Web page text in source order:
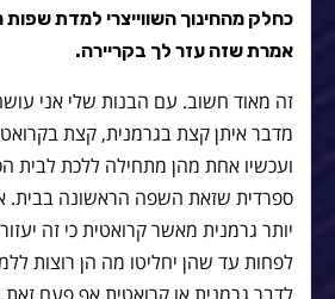
כחלק מהחינוך השווייצרי למדת
אמרת שזה עזר לך בקריירה.
זה מאוד חשוב. עם הבנות שלי אני
מדבר איתן קצת בגרמנית, קצת
ועכשיו אחת מהן מתחילה ללכת לבית
ספרדית שזאת השפה הראשונה בבית.
יותר גרמנית מאשר קרואטית כי זה
לפחות עד שהן יחליטו מה הן רוצות